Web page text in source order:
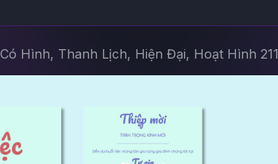
Hình, Thanh Lịch, Hiện Đại, Hoạt Hình 211